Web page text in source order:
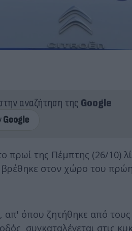
αναζήτηση της Google
πρωί της Πέμπτης (26/10)
στον χώρο του
απ' όπου ζητήθηκε από
συγκαταλέγεται στις